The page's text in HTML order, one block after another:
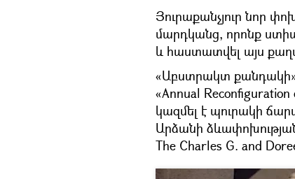
Յուրաքանչյուր նոր
մարդկանց, որոնք
և հաստատվել այս
«Աբստրակտ
«Annual
կազմել է պուրակի
Արձանի
The Charles G. and